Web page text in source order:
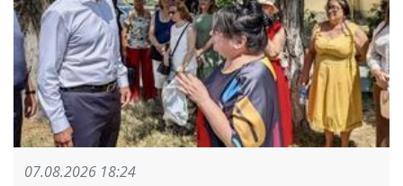
07.08.2026 18:24